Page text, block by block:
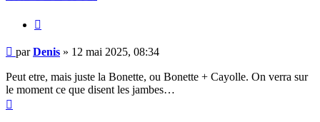
Message
parDenis » 12 mai 2025, 08:34
Peut etre, mais juste la Bonette, ou Bonette + Cayolle. On verra sur
le moment ce que disent les jambes…